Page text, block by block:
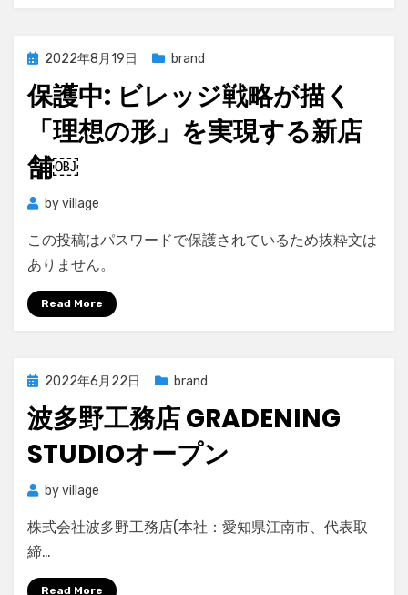
Posted
2022年8月19日 brand
保護中: ビレッジ戦略が描く
「理想の形」を実現する新店
舗￼
byvillage
この投稿はパスワードで保護されているため抜粋文は
ありません。
Read More
Posted
2022年6月22日 brand
波多野工務店 GRADENING
STUDIOオープン
byvillage
株式会社波多野工務店(本社：愛知県江南市、代表取
締…
Read More